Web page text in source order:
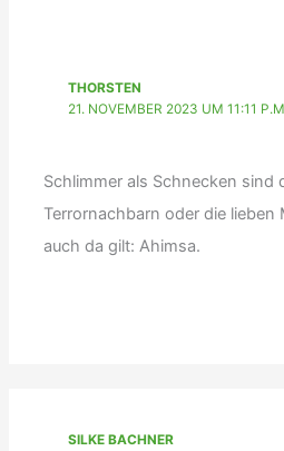
THORSTEN
21. NOVEMBER 2023 UM 11:11
Schlimmer als Schnecken sind
Terrornachbarn oder die lieben
auch da gilt: Ahimsa.
SILKE BACHNER